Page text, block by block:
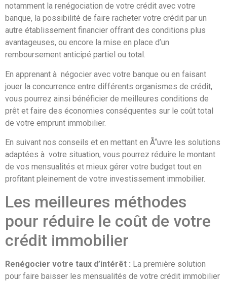
notamment la renégociation de votre crédit avec votre
banque, la possibilité de faire racheter votre crédit par un
autre établissement financier offrant des conditions plus
avantageuses, ou encore la mise en place d’un
remboursement anticipé partiel ou total.
En apprenant à négocier avec votre banque ou en faisant
jouer la concurrence entre différents organismes de crédit,
vous pourrez ainsi bénéficier de meilleures conditions de
prêt et faire des économies conséquentes sur le coût total
de votre emprunt immobilier.
En suivant nos conseils et en mettant en Å“uvre les solutions
adaptées à votre situation, vous pourrez réduire le montant
de vos mensualités et mieux gérer votre budget tout en
profitant pleinement de votre investissement immobilier.
Les meilleures méthodes
pour réduire le coût de votre
crédit immobilier
Renégocier votre taux d’intérêt : La première solution
pour faire baisser les mensualités de votre crédit immobilier